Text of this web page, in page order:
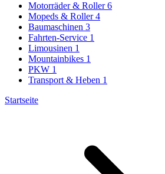
Motorräder & Roller 6
Mopeds & Roller 4
Baumaschinen 3
Fahrten-Service 1
Limousinen 1
Mountainbikes 1
PKW 1
Transport & Heben 1
Startseite